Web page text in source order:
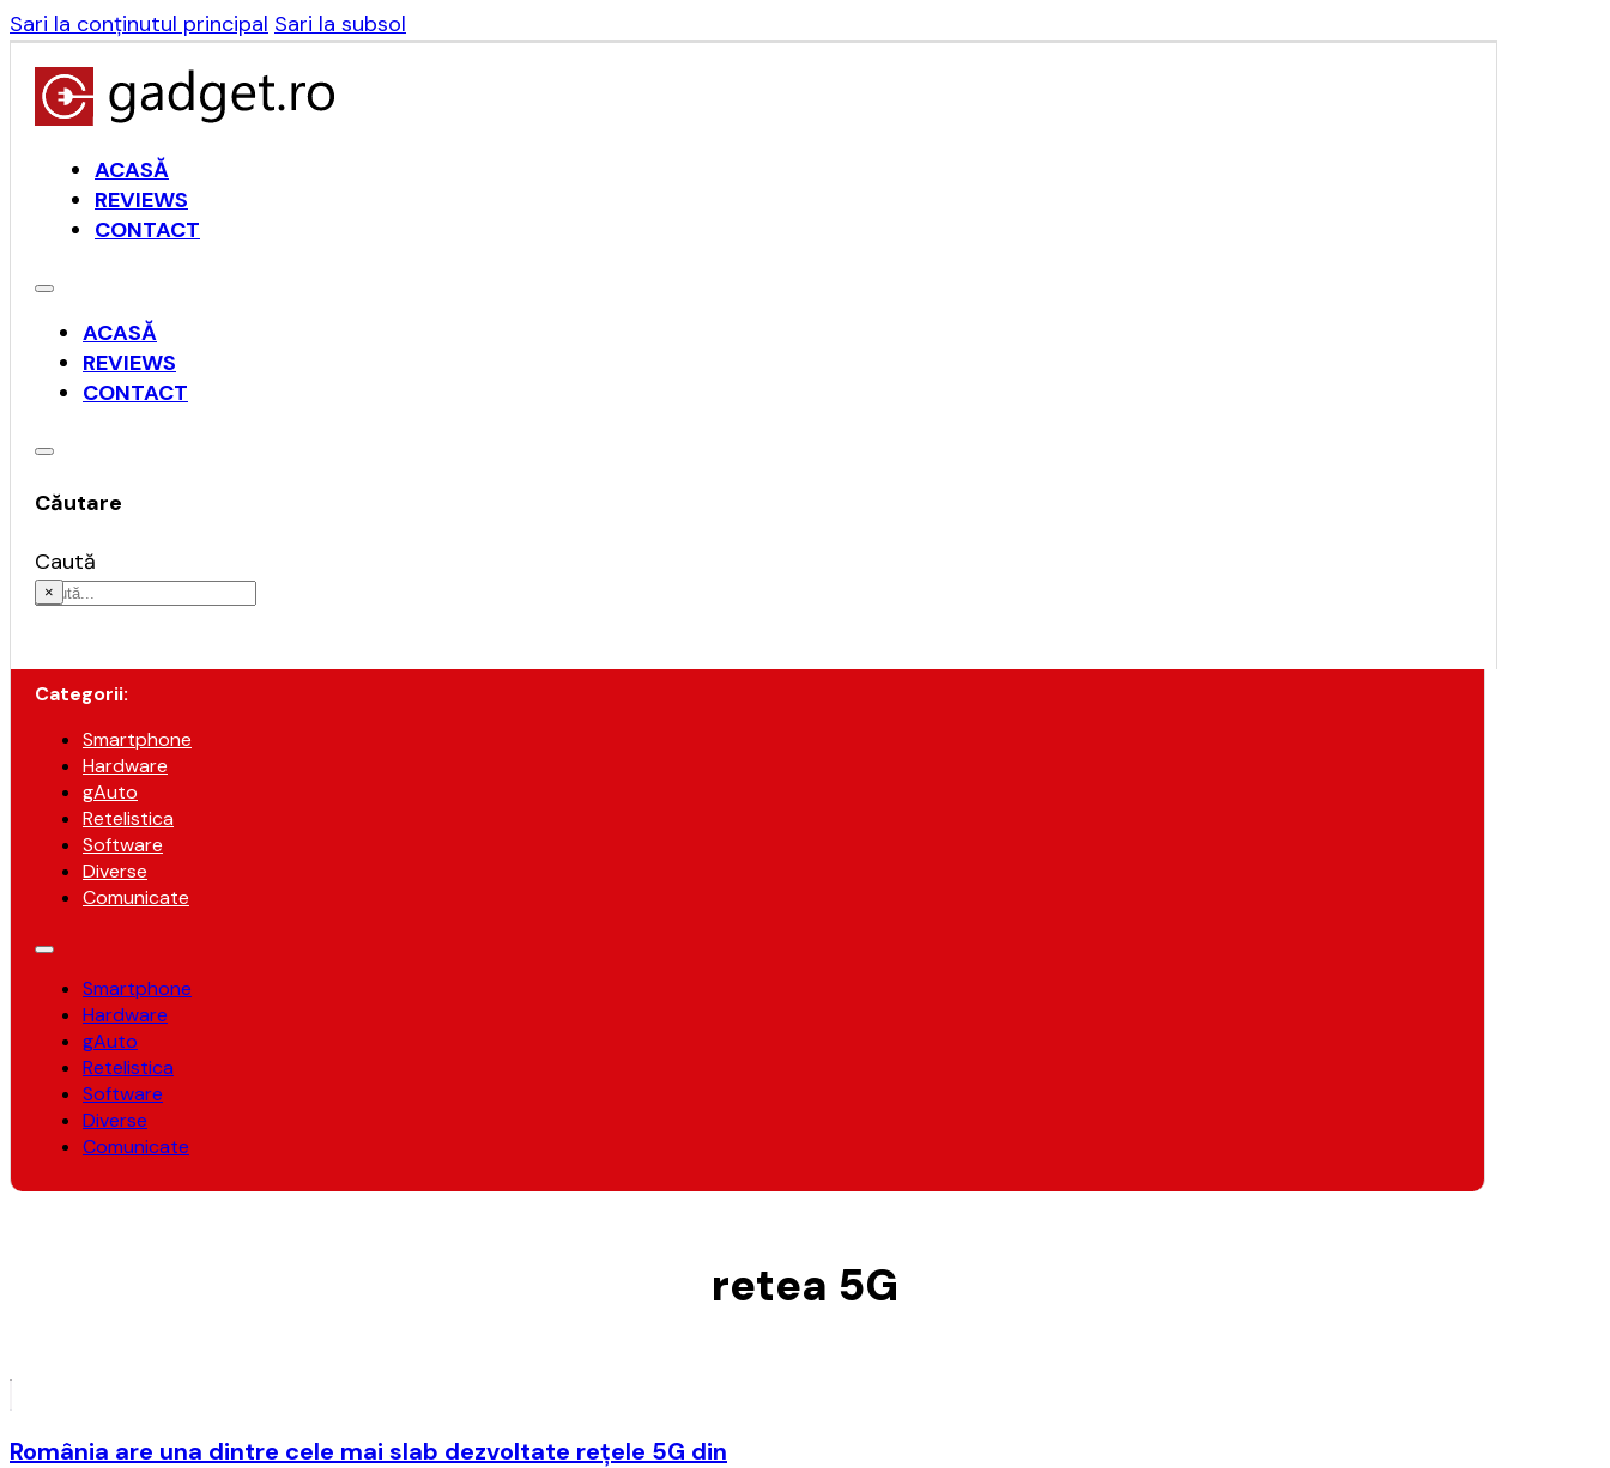
Sari la conținutul principal Sari la subsol
ACASĂ
REVIEWS
CONTACT
ACASĂ
REVIEWS
CONTACT
Căutare
Caută
×
Categorii:
Smartphone
Hardware
gAuto
Retelistica
Software
Diverse
Comunicate
Smartphone
Hardware
gAuto
Retelistica
Software
Diverse
Comunicate
retea 5G
România are una dintre cele mai slab dezvoltate reţele 5G din